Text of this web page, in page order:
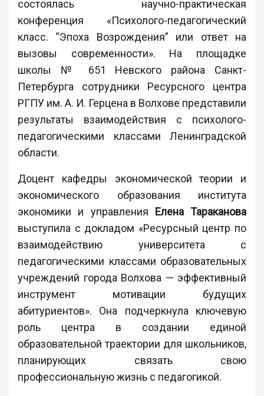
состоялась научно-практическая
конференция «Психолого-педагогический
класс. “Эпоха Возрождения” или ответ на
вызовы современности». На площадке
школы № 651 Невского района Санкт-
Петербурга сотрудники Ресурсного центра
РГПУ им. А. И. Герцена в Волхове представили
результаты взаимодействия с психолого-
педагогическими классами Ленинградской
области.
Доцент кафедры экономической теории и
экономического образования института
экономики и управления Елена Тараканова
выступила с докладом «Ресурсный центр по
взаимодействию университета с
педагогическими классами образовательных
учреждений города Волхова — эффективный
инструмент мотивации будущих
абитуриентов». Она подчеркнула ключевую
роль центра в создании единой
образовательной траектории для школьников,
планирующих связать свою
профессиональную жизнь с педагогикой.